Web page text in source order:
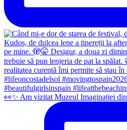
👀✨️ Am vizitat Muzeul Imaginației